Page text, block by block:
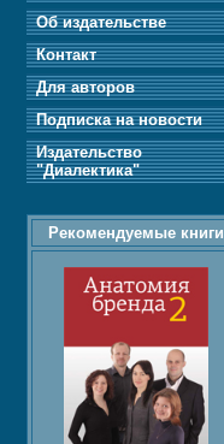
Об издательстве
Контакт
Для авторов
Подписка на новости
Издательство
"Диалектика"
Рекомендуемые книги